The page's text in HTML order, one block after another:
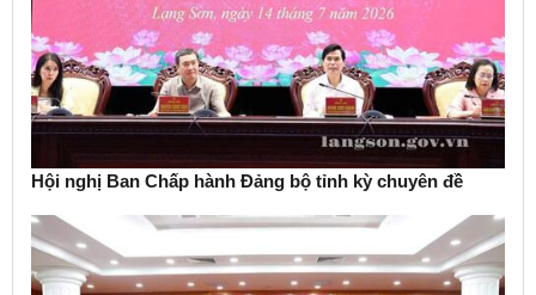
Hội nghị Ban Chấp hành Đảng bộ tỉnh kỳ chuyên đề